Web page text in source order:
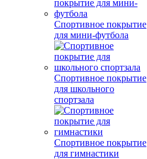
Спортивное покрытие
для мини-футбола
Спортивное покрытие
для школьного
спортзала
Спортивное покрытие
для гимнастики